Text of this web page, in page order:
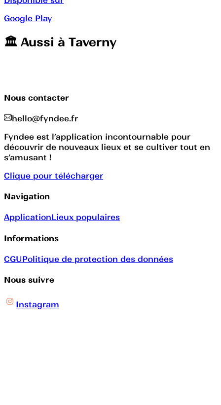
Google Play
🏛️️ Aussi à Taverny
Nous contacter
hello@fyndee.fr
Fyndee est l’application incontournable pour
découvrir de nouveaux lieux et se cultiver tout en
s’amusant !
Clique pour télécharger
Navigation
ApplicationLieux populaires
Informations
CGUPolitique de protection des données
Nous suivre
Instagram